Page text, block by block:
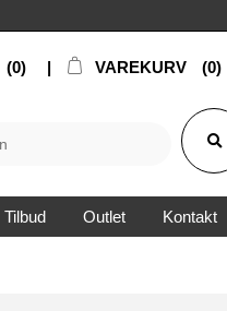
(0) VAREKURV (0)
Tilbud Outlet Kontakt